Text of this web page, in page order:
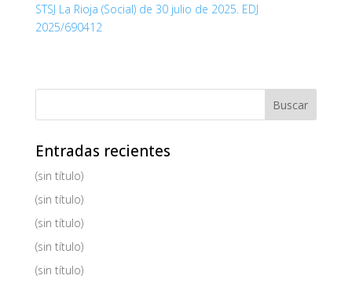
STSJ La Rioja (Social) de 30 julio de 2025. EDJ
2025/690412
Entradas recientes
(sin título)
(sin título)
(sin título)
(sin título)
(sin título)